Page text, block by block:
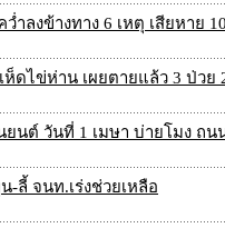
ำลงข้างทาง 6 เหตุ เสียหาย
ดไข่ห่าน เผยตายแล้ว 3 ป่วย
นต์ วันที่ 1 เมษา บ่ายโมง ถน
ลี้ จนท.เร่งช่วยเหลือ